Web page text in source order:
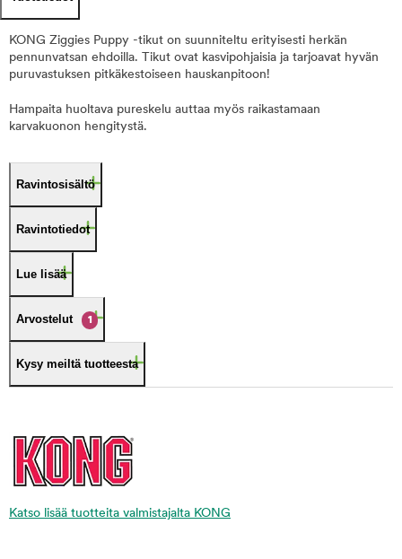
KONG Ziggies Puppy -tikut on suunniteltu erityisesti herkän
pennunvatsan ehdoilla. Tikut ovat kasvipohjaisia ja tarjoavat hyvän
puruvastuksen pitkäkestoiseen hauskanpitoon!
Hampaita huoltava pureskelu auttaa myös raikastamaan
karvakuonon hengitystä.
Ravintosisältö
Ravintotiedot
Lue lisää
Arvostelut 1
Kysy meiltä tuotteesta
Katso lisää tuotteita valmistajalta KONG